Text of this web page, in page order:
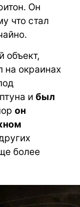
Он
что стал
объект,
на окраинах
и был
он
более